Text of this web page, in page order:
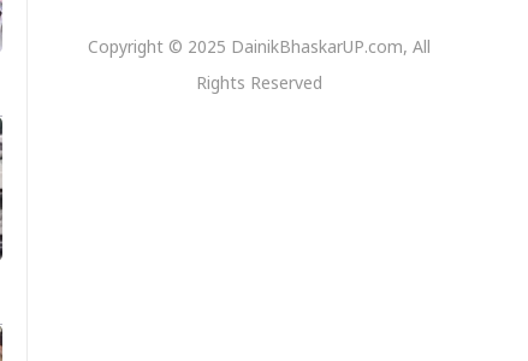
Copyright © 2025 DainikBhaskarUP.com, All
Rights Reserved